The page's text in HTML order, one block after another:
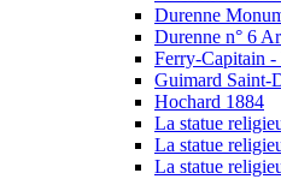
Durenne
Durenne n° 6
Ferry-Capitain -
Guimard Saint-
Hochard 1884
La statue
La statue
La statue